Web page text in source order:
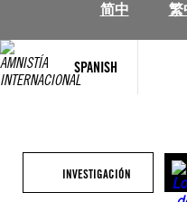
简中
繁
SPANISH
INVESTIGACIÓN